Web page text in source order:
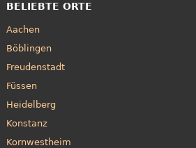
BELIEBTE ORTE
Aachen
Böblingen
Freudenstadt
Füssen
Heidelberg
Konstanz
Kornwestheim